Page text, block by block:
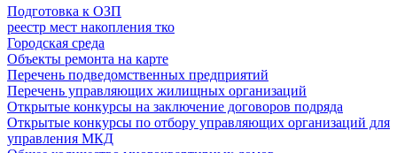
Подготовка к ОЗП
реестр мест накопления тко
Городская среда
Объекты ремонта на карте
Перечень подведомственных предприятий
Перечень управляющих жилищных организаций
Открытые конкурсы на заключение договоров подряда
Открытые конкурсы по отбору управляющих организаций для
управления МКД